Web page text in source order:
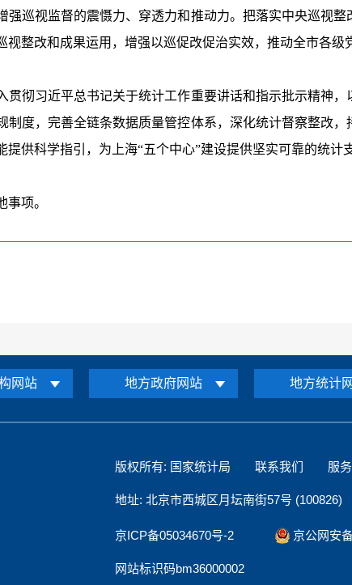
强巡视监督的震慑力、穿透力和推动力。把落实中央巡视
视整改和成果运用，增强以巡促改促治实效，推动全市各级
彻习近平总书记关于统计工作重要讲话和指示批示精神，
制度，完善全链条数据质量管控体系，深化统计督察整改
提供科学指引，为上海“五个中心”建设提供坚实可靠的统计
项。
网站 地方政府网站 地方统计
版权所有: 国家统计局 联系我们 服
地址: 北京市西城区月坛南街57号 (100826)
京ICP备05034670号-2 京公网安
网站标识码bm36000002